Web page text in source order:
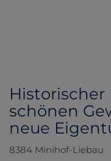
schönen
neue
8384 Minihof-Liebau